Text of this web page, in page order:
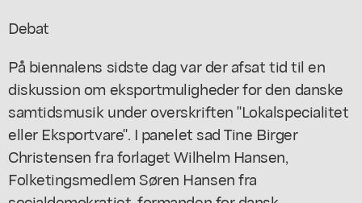
Debat
På biennalens sidste dag var der afsat tid til en
diskussion om eksportmuligheder for den danske
samtidsmusik under overskriften "Lokalspecialitet
eller Eksportvare". I panelet sad Tine Birger
Christensen fra forlaget Wilhelm Hansen,
Folketingsmedlem Søren Hansen fra